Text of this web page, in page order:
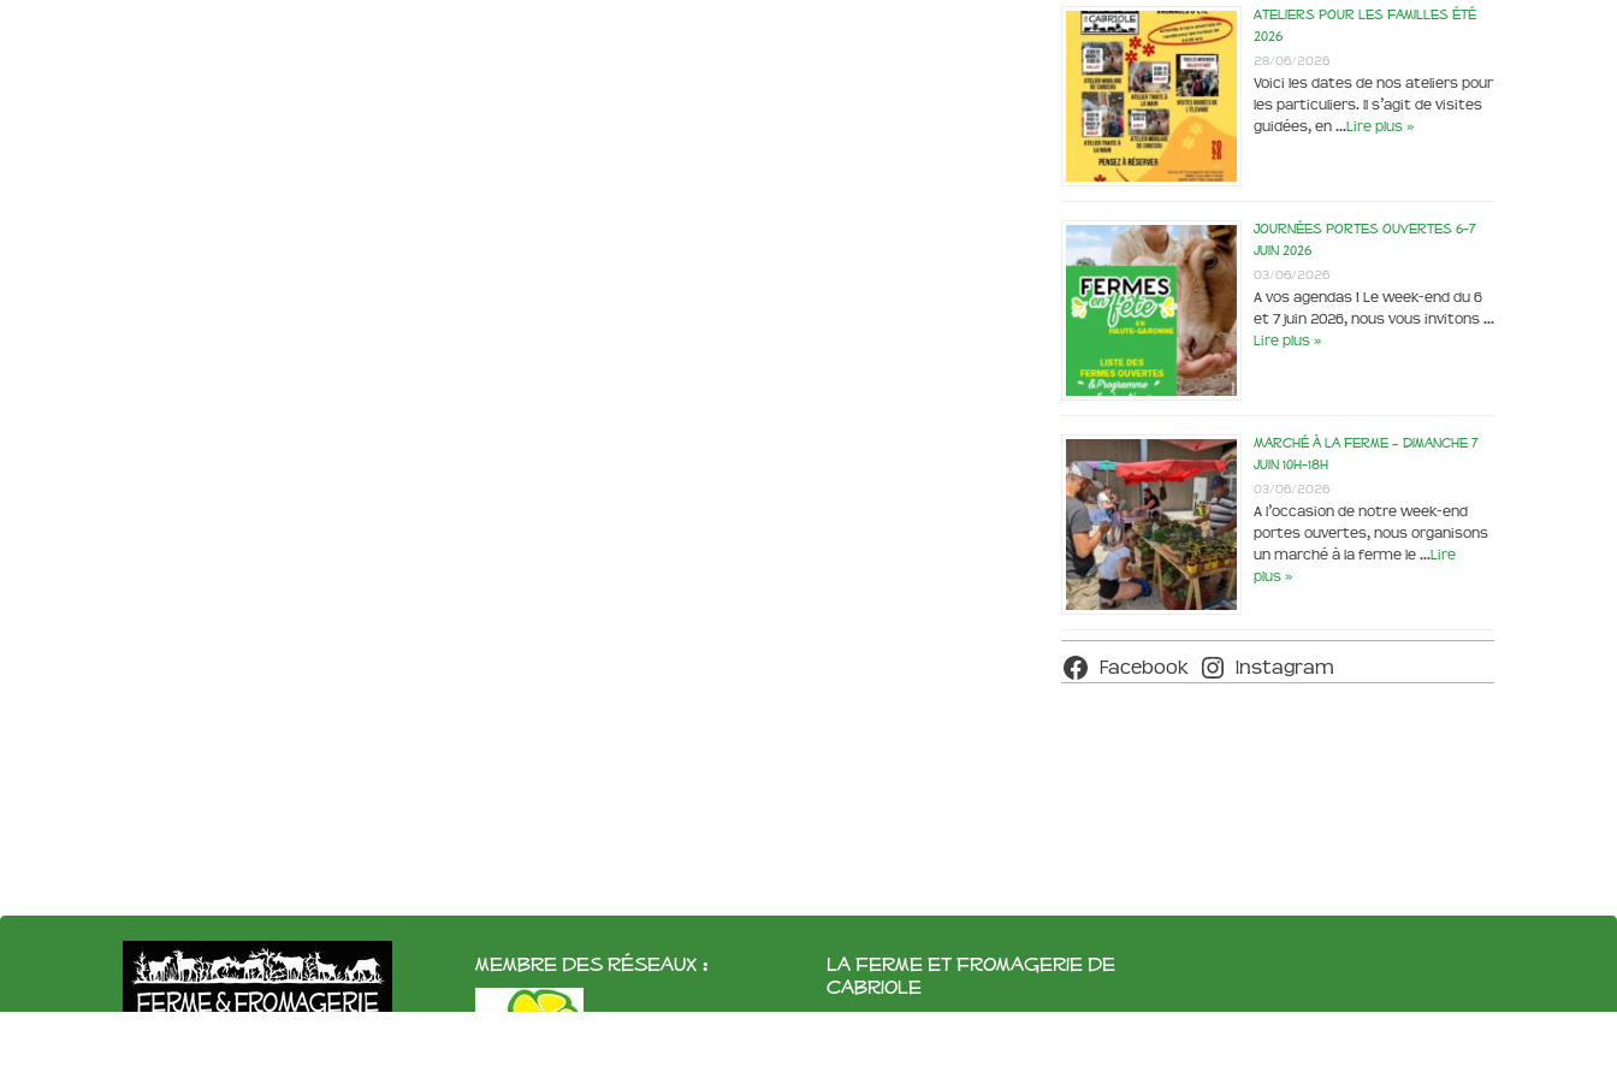
Ateliers pour les familles été
2026
28/06/2026
Voici les dates de nos ateliers pour
les particuliers. Il s’agit de visites
guidées, en …Lire plus »
Journées portes ouvertes 6-7
juin 2026
03/06/2026
A vos agendas ! Le week-end du 6
et 7 juin 2026, nous vous invitons …
Lire plus »
Marché à la ferme – dimanche 7
juin 10h-18h
03/06/2026
A l’occasion de notre week-end
portes ouvertes, nous organisons
un marché à la ferme le …Lire
plus »
Facebook Instagram
membre des réseaux :
La ferme et fromagerie de
cabriole